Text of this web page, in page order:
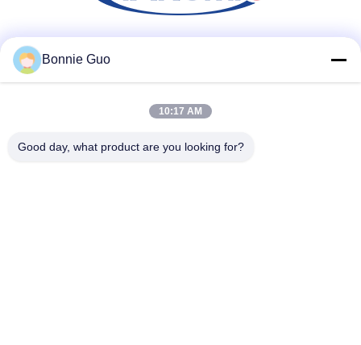
Bonnie Guo
10:17 AM
Good day, what product are you looking for?